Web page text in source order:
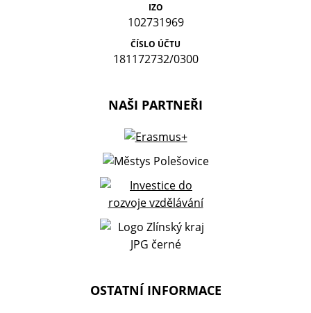
IZO
102731969
ČÍSLO ÚČTU
181172732/0300
NAŠI PARTNEŘI
OSTATNÍ INFORMACE